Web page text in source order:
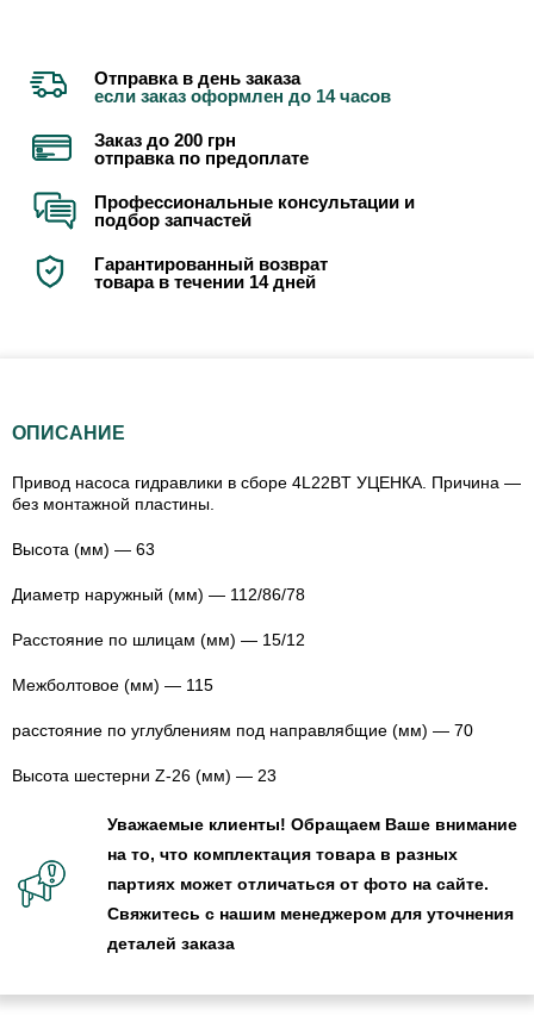
Отправка в день заказа
если заказ оформлен до 14 часов
Заказ до 200 грн
отправка по предоплате
Профессиональные консультации и
подбор запчастей
Гарантированный возврат
товара в течении 14 дней
ОПИСАНИЕ
Привод насоса гидравлики в сборе 4L22BT УЦЕНКА. Причина —
без монтажной пластины.
Высота (мм) — 63
Диаметр наружный (мм) — 112/86/78
Расстояние по шлицам (мм) — 15/12
Межболтовое (мм) — 115
расстояние по углублениям под направлябщие (мм) — 70
Высота шестерни Z-26 (мм) — 23
Уважаемые клиенты! Обращаем Ваше внимание
на то, что комплектация товара в разных
партиях может отличаться от фото на сайте.
Свяжитесь с нашим менеджером для уточнения
деталей заказа